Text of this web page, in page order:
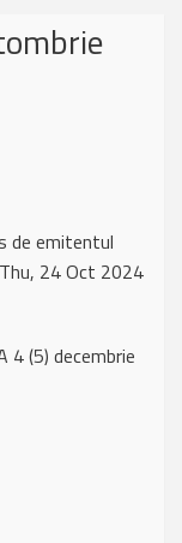
de emitentul
Thu, 24 Oct 2024
4 (5) decembrie